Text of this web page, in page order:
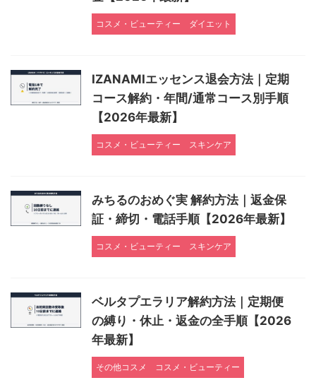
コスメ・ビューティー ダイエット
IZANAMIエッセンス退会方法｜定期
コース解約・年間/通常コース別手順
【2026年最新】
コスメ・ビューティー スキンケア
みちるのおめぐ実 解約方法｜返金保
証・締切・電話手順【2026年最新】
コスメ・ビューティー スキンケア
ベルタプエラリア解約方法｜定期便
の縛り・休止・返金の全手順【2026
年最新】
その他コスメ コスメ・ビューティー